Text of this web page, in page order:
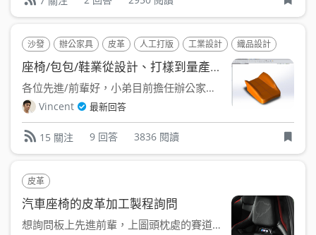
沙發 辦公家具 皮革 人工打版 工業設計 織品設計
座椅/包包/鞋業從設計、打樣到量產的圖檔作業方式詢問
各位先進/前輩好，小弟目前擔任辦公家具產業的工業設計師，由...
Vincent 最新回答
15 關注 9 回答 3836 閱讀
皮革
汽車座椅的皮革加工製程詢問
想詢問板上先進前輩，上圖頭枕處的賽道圖案是用甚...